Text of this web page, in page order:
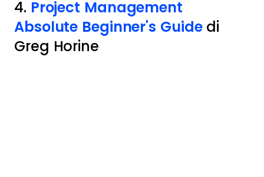
4. Project Management
Absolute Beginner's Guidedi
Greg Horine